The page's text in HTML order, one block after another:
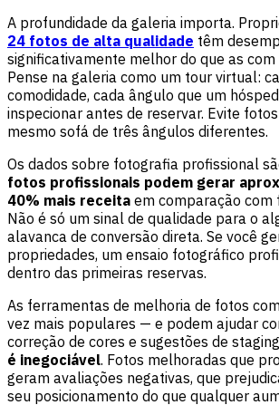
A profundidade da galeria importa.
24 fotos de alta qualidade têm
significativamente melhor do que as com
Pense na galeria como um tour virtual:
comodidade, cada ângulo que um
inspecionar antes de reservar. Evite
mesmo sofá de três ângulos diferentes.
Os dados sobre fotografia profissional
fotos profissionais podem gerar
40% mais receita em comparação com
Não é só um sinal de qualidade para o
alavanca de conversão direta. Se você
propriedades, um ensaio fotográfico
dentro das primeiras reservas.
As ferramentas de melhoria de fotos
vez mais populares — e podem ajudar
correção de cores e sugestões de
é inegociável. Fotos melhoradas que
geram avaliações negativas, que
seu posicionamento do que qualquer